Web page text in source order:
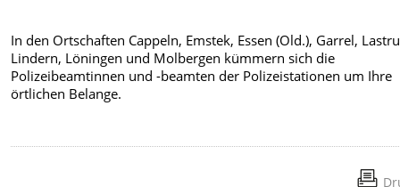
In den Ortschaften Cappeln, Emstek, Essen (Old.), Garrel,
Lindern, Löningen und Molbergen kümmern sich die
Polizeibeamtinnen und -beamten der Polizeistationen um Ihre
örtlichen Belange.